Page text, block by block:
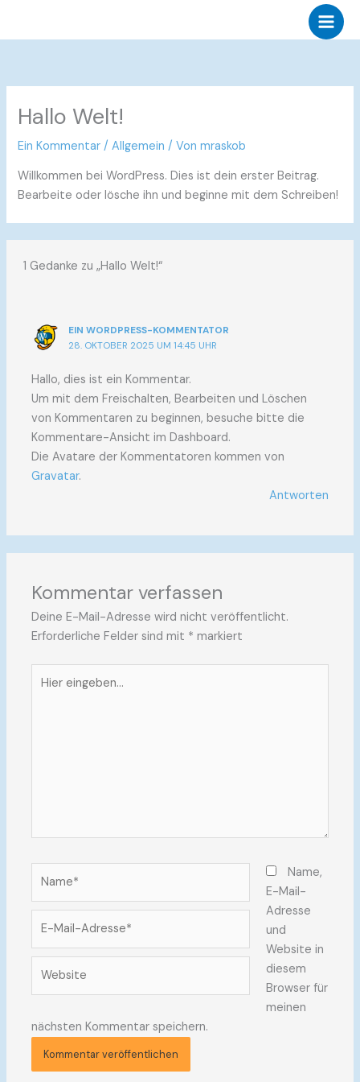
Main
Hallo Welt!
Ein Kommentar /Allgemein / Vonmraskob
Willkommen bei WordPress. Dies ist dein erster Beitrag.
Bearbeite oder lösche ihn und beginne mit dem Schreiben!
1 Gedanke zu „Hallo Welt!“
EIN WORDPRESS-KOMMENTATOR
28. OKTOBER 2025 UM 14:45 UHR
Hallo, dies ist ein Kommentar.
Um mit dem Freischalten, Bearbeiten und Löschen
von Kommentaren zu beginnen, besuche bitte die
Kommentare-Ansicht im Dashboard.
Die Avatare der Kommentatoren kommen von
Gravatar.
Antworten
Kommentar verfassen
Deine E-Mail-Adresse wird nicht veröffentlicht.
Erforderliche Felder sind mit * markiert
eingeben…
Adresse*
Name,
E-Mail-
Adresse
und
Website in
diesem
Browser für
meinen
nächsten Kommentar speichern.